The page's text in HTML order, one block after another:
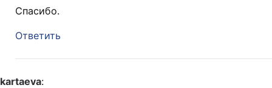
Спасибо.
Ответить
kartaeva: